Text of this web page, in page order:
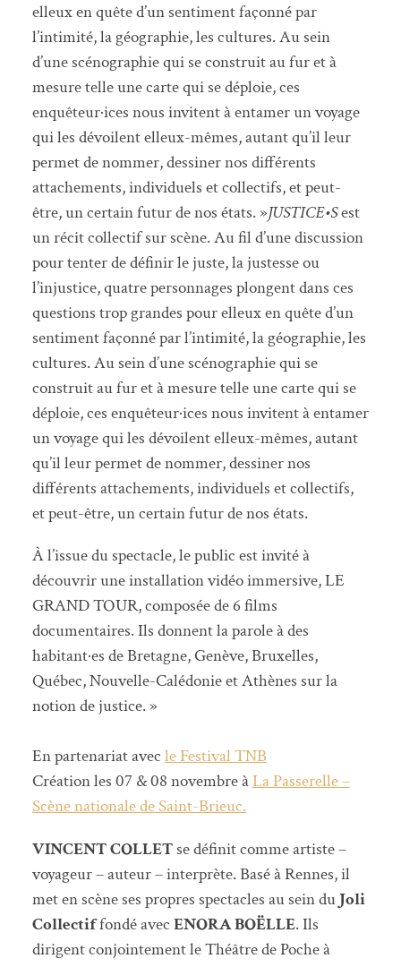
elleux en quête d’un sentiment façonné par
l’intimité, la géographie, les cultures. Au sein
d’une scénographie qui se construit au fur et à
mesure telle une carte qui se déploie, ces
enquêteur·ices nous invitent à entamer un voyage
qui les dévoilent elleux-mêmes, autant qu’il leur
permet de nommer, dessiner nos différents
attachements, individuels et collectifs, et peut-
être, un certain futur de nos états. »JUSTICE•Sest
un récit collectif sur scène. Au fil d’une discussion
pour tenter de définir le juste, la justesse ou
l’injustice, quatre personnages plongent dans ces
questions trop grandes pour elleux en quête d’un
sentiment façonné par l’intimité, la géographie, les
cultures. Au sein d’une scénographie qui se
construit au fur et à mesure telle une carte qui se
déploie, ces enquêteur·ices nous invitent à entamer
un voyage qui les dévoilent elleux-mêmes, autant
qu’il leur permet de nommer, dessiner nos
différents attachements, individuels et collectifs,
et peut-être, un certain futur de nos états.
À l’issue du spectacle, le public est invité à
découvrir une installation vidéo immersive, LE
GRAND TOUR, composée de 6 films
documentaires. Ils donnent la parole à des
habitant·es de Bretagne, Genève, Bruxelles,
Québec, Nouvelle-Calédonie et Athènes sur la
notion de justice. »
En partenariat avecle Festival TNB
Création les 07 & 08 novembre àLa Passerelle –
Scène nationale de Saint-Brieuc.
VINCENT COLLETse définit comme artiste –
voyageur – auteur – interprète. Basé à Rennes, il
met en scène ses propres spectacles au sein du Joli
Collectiffondé avec ENORA BOËLLE. Ils
dirigent conjointement le Théâtre de Poche à